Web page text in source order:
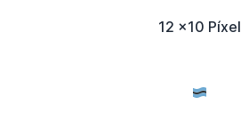
12 x10 Píxel